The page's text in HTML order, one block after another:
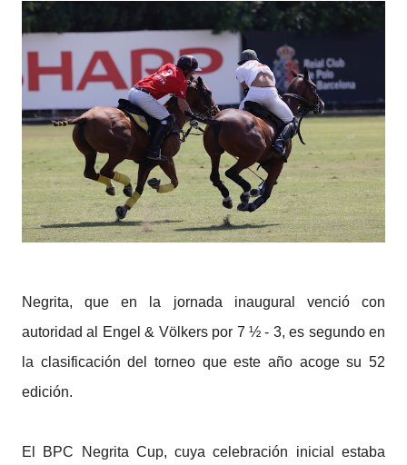
Negrita, que en la jornada inaugural venció con
autoridad al Engel & Völkers por 7 ½ - 3, es segundo en
la clasificación del torneo que este año acoge su 52
edición.
El BPC Negrita Cup, cuya celebración inicial estaba